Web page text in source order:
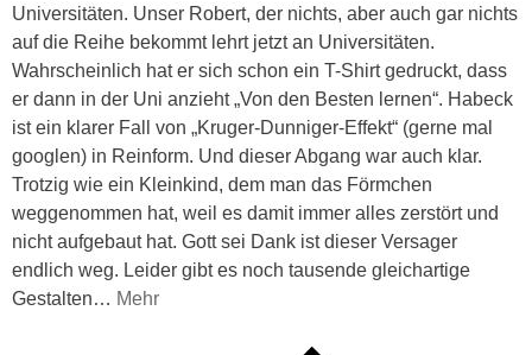
Universitäten. Unser Robert, der nichts, aber auch gar nichts
auf die Reihe bekommt lehrt jetzt an Universitäten.
Wahrscheinlich hat er sich schon ein T-Shirt gedruckt, dass
er dann in der Uni anzieht „Von den Besten lernen“. Habeck
ist ein klarer Fall von „Kruger-Dunniger-Effekt“ (gerne mal
googlen) in Reinform. Und dieser Abgang war auch klar.
Trotzig wie ein Kleinkind, dem man das Förmchen
weggenommen hat, weil es damit immer alles zerstört und
nicht aufgebaut hat. Gott sei Dank ist dieser Versager
endlich weg. Leider gibt es noch tausende gleichartige
Gestalten… Mehr